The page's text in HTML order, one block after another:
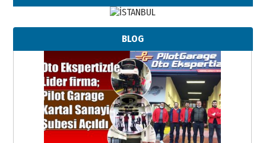
BLOG